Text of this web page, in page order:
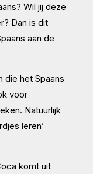
Wil jij deze
Dan is dit
aan de
die het Spaans
voor
Natuurlijk
leren’
komt uit